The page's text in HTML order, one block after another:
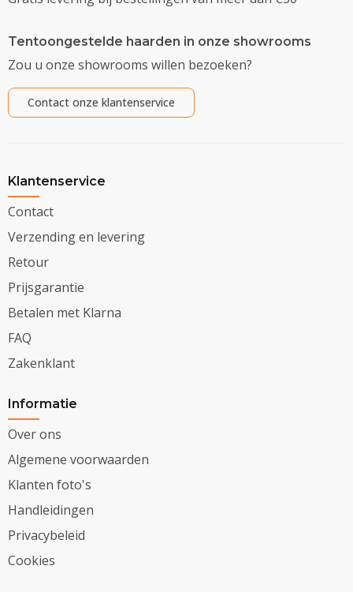
Tentoongestelde haarden in onze showrooms
Zou u onze showrooms willen bezoeken?
Contact onze klantenservice
Klantenservice
Contact
Verzending en levering
Retour
Prijsgarantie
Betalen met Klarna
FAQ
Zakenklant
Informatie
Over ons
Algemene voorwaarden
Klanten foto's
Handleidingen
Privacybeleid
Cookies